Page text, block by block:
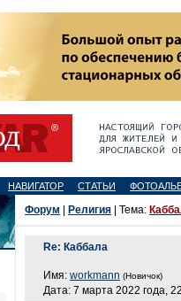
НАВИГАТОР СТАТЬИ
Форум Религия | Тема:
Re: Каббала
Имя: workmann (Новичок)
Дата: 7 марта 2022 года,